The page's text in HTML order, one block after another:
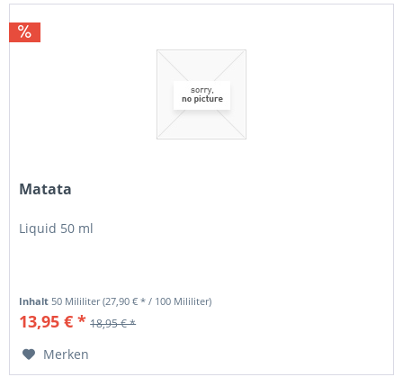
Matata
Liquid 50 ml
Inhalt 50 Mililiter(27,90 € * / 100 Mililiter)
13,95 € * 18,95 € *
Merken